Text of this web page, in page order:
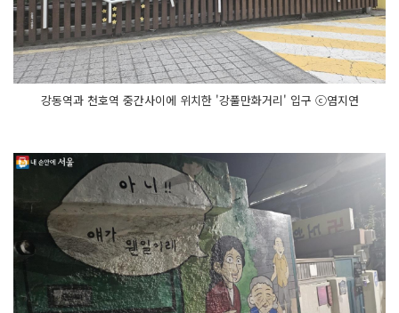
강동역과 천호역 중간사이에 위치한 '강풀만화거리' 입구 ⓒ염지연